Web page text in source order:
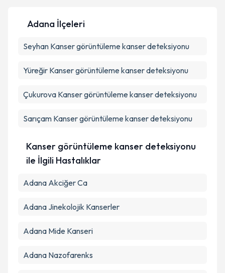
Kişisel verilerimin işlenmesine ilişkin
Metni
Takvim Talebini Gönder
Adana İlçeleri
Seyhan Kanser görüntüleme kanser deteksiyonu
Yüreğir Kanser görüntüleme kanser deteksiyonu
Çukurova Kanser görüntüleme kanser deteksiyonu
Sarıçam Kanser görüntüleme kanser deteksiyonu
Kanser görüntüleme kanser deteksiyonu
ile İlgili Hastalıklar
Adana Akciğer Ca
Adana Jinekolojik Kanserler
Adana Mide Kanseri
Adana Nazofarenks